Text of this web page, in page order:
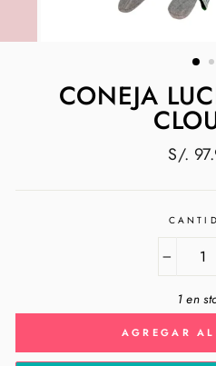
CONEJA
Precio
S/.
1 en
AGREGAR